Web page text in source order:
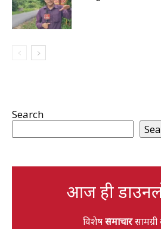
Search
आज ही
विशेषसमाचार